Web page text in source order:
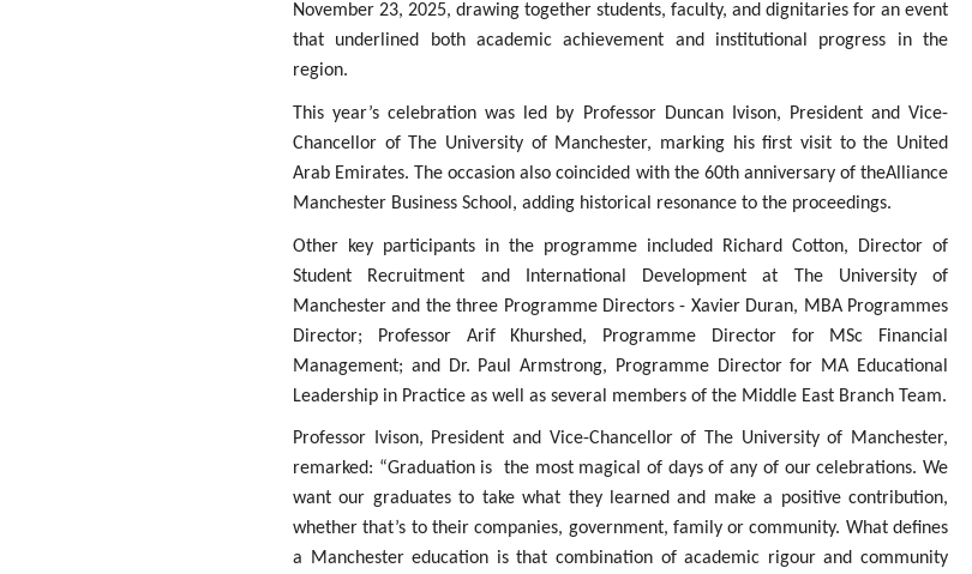
November 23, 2025, drawing together students, faculty, and dignitaries for an event
that underlined both academic achievement and institutional progress in the
region.
This year’s celebration was led by Professor Duncan Ivison, President and Vice-
Chancellor of The University of Manchester, marking his first visit to the United
Arab Emirates. The occasion also coincided with the 60th anniversary of theAlliance
Manchester Business School, adding historical resonance to the proceedings.
Other key participants in the programme included Richard Cotton, Director of
Student Recruitment and International Development at The University of
Manchester and the three Programme Directors - Xavier Duran, MBA Programmes
Director; Professor Arif Khurshed, Programme Director for MSc Financial
Management; and Dr. Paul Armstrong, Programme Director for MA Educational
Leadership in Practice as well as several members of the Middle East Branch Team.
Professor Ivison, President and Vice-Chancellor of The University of Manchester,
remarked: “Graduation is the most magical of days of any of our celebrations. We
want our graduates to take what they learned and make a positive contribution,
whether that’s to their companies, government, family or community. What defines
a Manchester education is that combination of academic rigour and community